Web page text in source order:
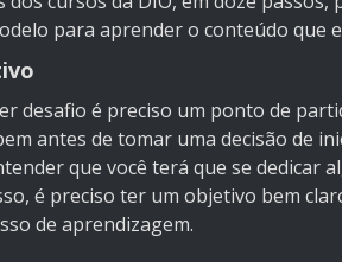
para aprender o conteúdo que
desafio é preciso um ponto de
antes de tomar uma decisão de
que você terá que se dedicar
é preciso ter um objetivo bem
de aprendizagem.